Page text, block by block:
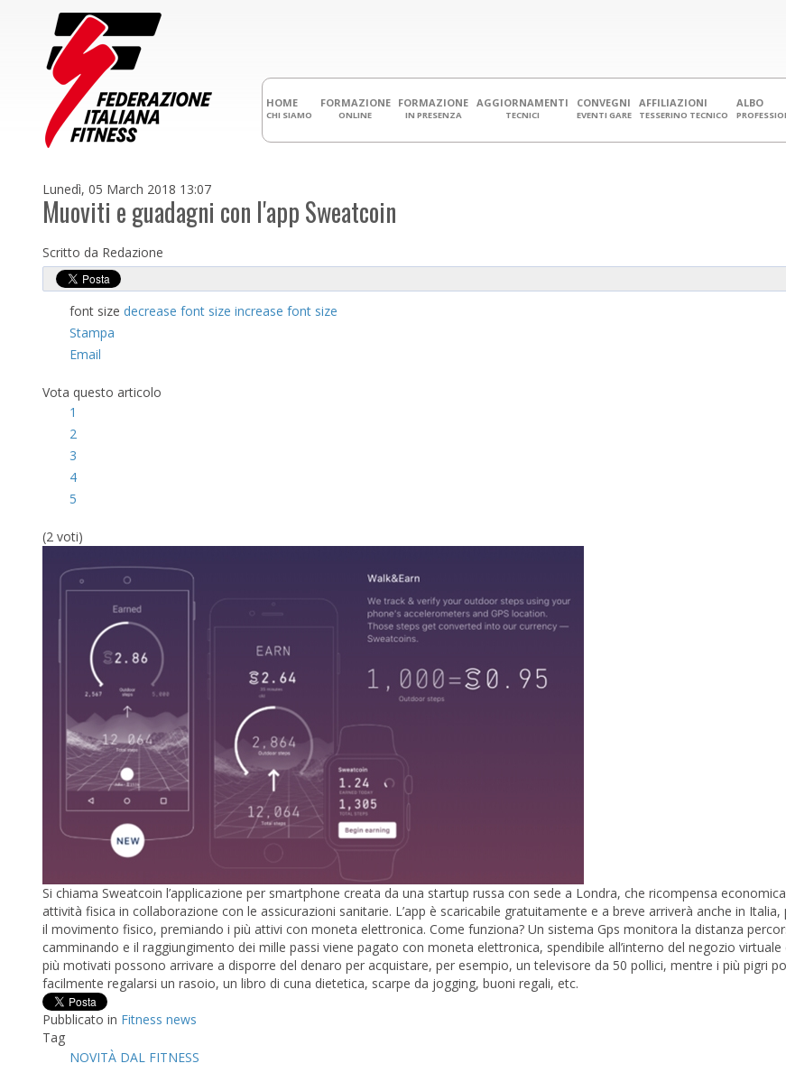
HOME
CHI SIAMO
FORMAZIONE
ONLINE
FORMAZIONE
IN PRESENZA
AGGIORNAMENTI
TECNICI
CONVEGNI
EVENTI GARE
AFFILIAZIONI
TESSERINO TECNICO
ALBO
Lunedì, 05 March 2018 13:07
Muoviti e guadagni con l'app Sweatcoin
Scritto da Redazione
font size decrease font size increase font size
Stampa
Email
Vota questo articolo
1
2
3
4
5
(2 voti)
Si chiama Sweatcoin l’applicazione per smartphone creata da una startup russa con sede a Londra, che ricompensa
attività fisica in collaborazione con le assicurazioni sanitarie. L’app è scaricabile gratuitamente e a breve arriverà anche in Italia,
il movimento fisico, premiando i più attivi con moneta elettronica. Come funziona? Un sistema Gps monitora la distanza
camminando e il raggiungimento dei mille passi viene pagato con moneta elettronica, spendibile all’interno del negozio virtuale
più motivati possono arrivare a disporre del denaro per acquistare, per esempio, un televisore da 50 pollici, mentre i più pigri
facilmente regalarsi un rasoio, un libro di cuna dietetica, scarpe da jogging, buoni regali, etc.
Pubblicato in Fitness news
Tag
NOVITÀ DAL FITNESS